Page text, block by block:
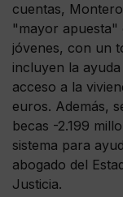
cuentas,
"mayor apuesta"
jóvenes, con un
incluyen la
acceso a la
euros. Además,
becas -2.199
sistema para
abogado del
Justicia.